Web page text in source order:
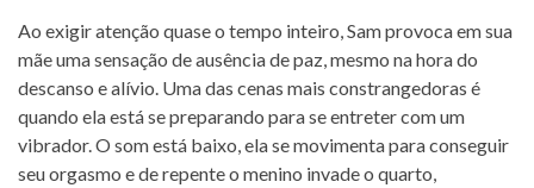
Ao exigir atenção quase o tempo inteiro, Sam provoca em sua
mãe uma sensação de ausência de paz, mesmo na hora do
descanso e alívio. Uma das cenas mais constrangedoras é
quando ela está se preparando para se entreter com um
vibrador. O som está baixo, ela se movimenta para conseguir
seu orgasmo e de repente o menino invade o quarto,